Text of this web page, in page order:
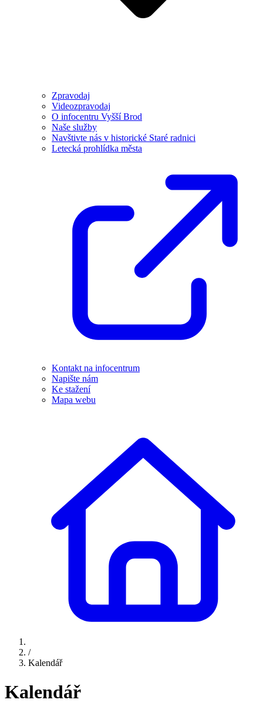
Zpravodaj
Videozpravodaj
O infocentru Vyšší Brod
Naše služby
Navštivte nás v historické Staré radnici
Letecká prohlídka města
Kontakt na infocentrum
Napište nám
Ke stažení
Mapa webu
/
Kalendář
Kalendář